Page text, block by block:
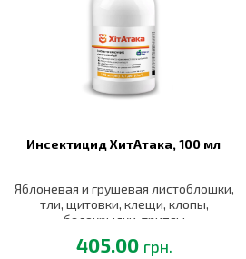
Инсектицид ХитАтака,100 мл
Яблоневая и грушевая листоблошки,
тли, щитовки, клещи, клопы,
белокрылки, трипсы
405.00 грн.